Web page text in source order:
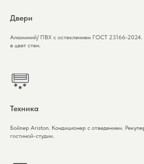
Двери
Алюминий/ ПВХ с остеклением ГОСТ 23166-2024.
в цвет стен.
Техника
Бойлер Ariston. Кондиционер с отведением.
гостиной-студии.